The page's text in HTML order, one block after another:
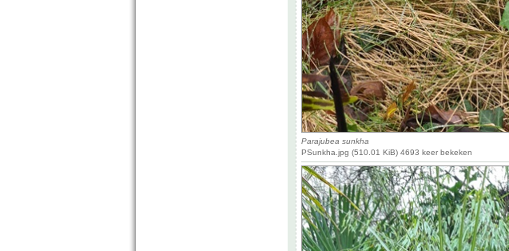
Parajubea sunkha
PSunkha.jpg (510.01 KiB) 4693 keer bekeken